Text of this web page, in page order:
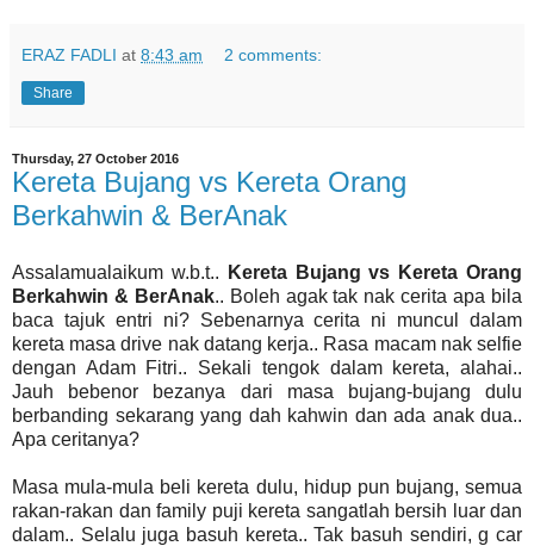
ERAZ FADLI at 8:43 am 2 comments:
Share
Thursday, 27 October 2016
Kereta Bujang vs Kereta Orang
Berkahwin & BerAnak
Assalamualaikum w.b.t..
Kereta Bujang vs Kereta Orang
Berkahwin & BerAnak.. Boleh agak tak nak cerita apa bila
baca tajuk entri ni? Sebenarnya cerita ni muncul dalam
kereta masa drive nak datang kerja.. Rasa macam nak selfie
dengan Adam Fitri.. Sekali tengok dalam kereta, alahai..
Jauh bebenor bezanya dari masa bujang-bujang dulu
berbanding sekarang yang dah kahwin dan ada anak dua..
Apa ceritanya?
Masa mula-mula beli kereta dulu, hidup pun bujang, semua
rakan-rakan dan family puji kereta sangatlah bersih luar dan
dalam.. Selalu juga basuh kereta.. Tak basuh sendiri, g car